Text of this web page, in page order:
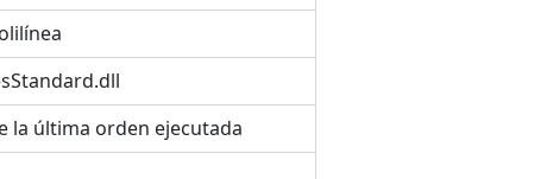
la última orden ejecutada